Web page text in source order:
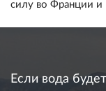
силу во Франции и
Если вода